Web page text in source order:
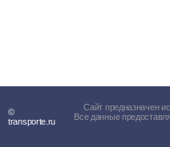
©
transporte.ru
Сайт предназначен
Все данные